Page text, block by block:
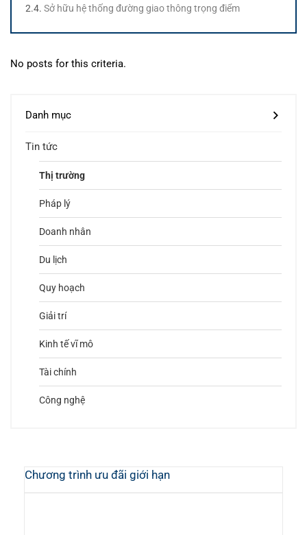
Sở hữu hệ thống đường giao thông trọng điểm
No posts for this criteria.
Danh mục
Tin tức
Thị trường
Pháp lý
Doanh nhân
Du lịch
Quy hoạch
Giải trí
Kinh tế vĩ mô
Tài chính
Công nghệ
Chương trình ưu đãi giới hạn